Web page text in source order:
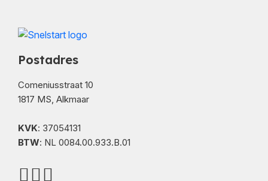
Postadres
Comeniusstraat 10
1817 MS, Alkmaar
KVK: 37054131
BTW: NL 0084.00.933.B.01